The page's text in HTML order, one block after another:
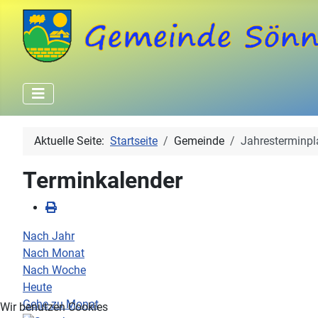
Aktuelle Seite: Startseite Gemeinde
Terminkalender
Nach Jahr
Nach Monat
Nach Woche
Heute
Gehe zu Monat
Wir benutzen Cookies